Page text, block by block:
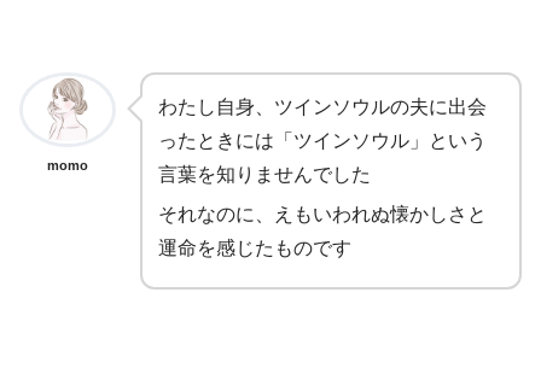
momo
わたし自身、ツインソウルの夫に出会
ったときには「ツインソウル」という
言葉を知りませんでした
それなのに、えもいわれぬ懐かしさと
運命を感じたものです